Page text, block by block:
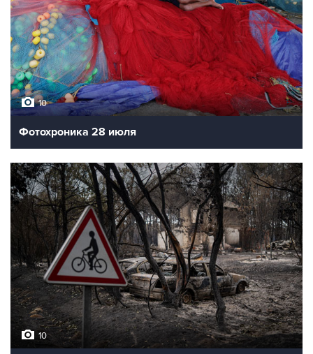
10
Фотохроника 28 июля
10